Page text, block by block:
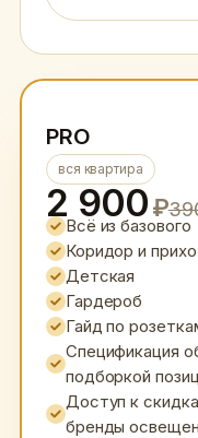
PRO
вся квартира
2 900₽
Всё из базового
Коридор и
Детская
Гардероб
Гайд по
Спецификация
подборкой
Доступ к
бренды